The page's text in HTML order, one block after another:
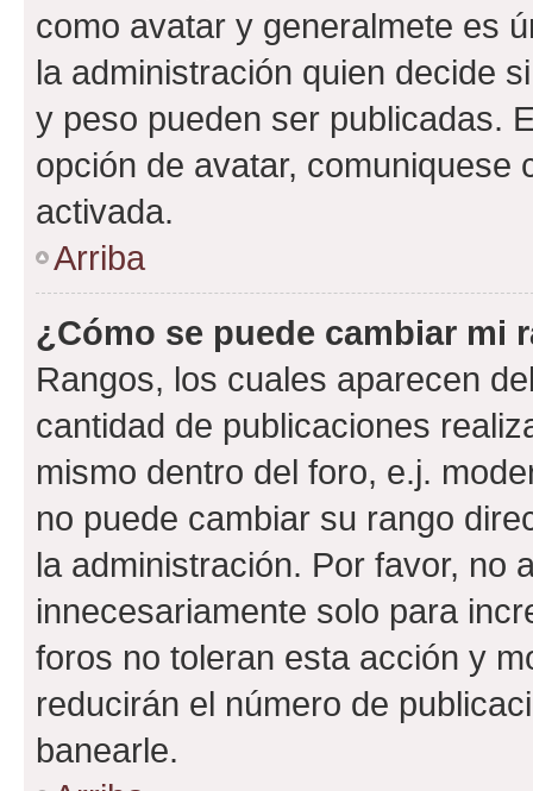
como avatar y generalmete es
la administración quien decide
y peso pueden ser publicadas.
opción de avatar, comuniquese
activada.
Arriba
¿Cómo se puede cambiar mi
Rangos, los cuales aparecen
cantidad de publicaciones
mismo dentro del foro, e.j.
no puede cambiar su rango
la administración. Por favor, no
innecesariamente solo para
foros no toleran esta acción y
reducirán el número de
banearle.